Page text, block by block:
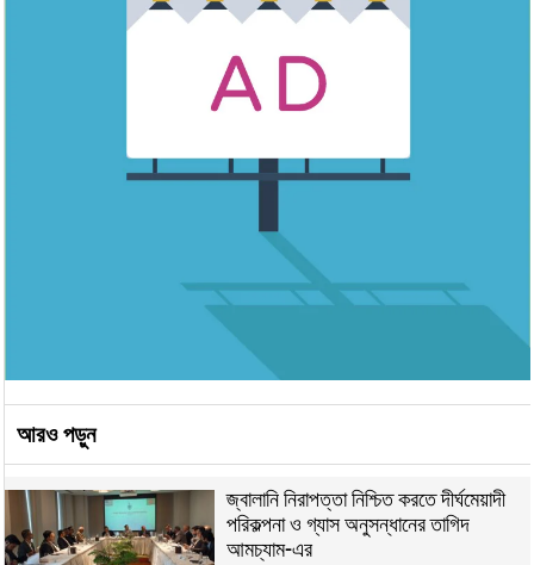
আরও পড়ুন
জ্বালানি নিরাপত্তা নিশ্চিত করতে দীর্ঘমেয়াদী
পরিকল্পনা ও গ্যাস অনুসন্ধানের তাগিদ
আমচ্যাম-এর